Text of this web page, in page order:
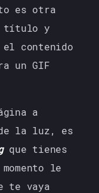
es otra
título y
contenido
un GIF
a
la luz, es
que tienes
le
te vaya